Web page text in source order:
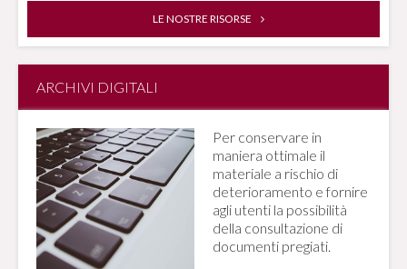
LE NOSTRE RISORSE
ARCHIVI DIGITALI
Per conservare in
maniera ottimale il
materiale a rischio di
deterioramento e fornire
agli utenti la possibilità
della consultazione di
documenti pregiati.